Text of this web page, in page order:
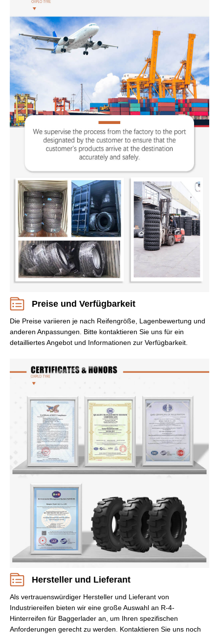
Preise und Verfügbarkeit
Die Preise variieren je nach Reifengröße, Lagenbewertung und
anderen Anpassungen. Bitte kontaktieren Sie uns für ein
detailliertes Angebot und Informationen zur Verfügbarkeit.
Hersteller und Lieferant
Als vertrauenswürdiger Hersteller und Lieferant von
Industriereifen bieten wir eine große Auswahl an R-4-
Hinterreifen für Baggerlader an, um Ihren spezifischen
Anforderungen gerecht zu werden. Kontaktieren Sie uns noch